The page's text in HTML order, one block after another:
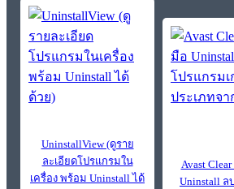
UninstallView (ดูราย
ละเอียดโปรแกรมใน
เครื่อง พร้อม Uninstall ได้
Avast
Uninstall ล